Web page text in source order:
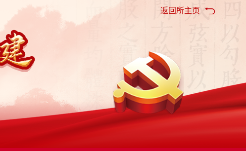
返回所主页